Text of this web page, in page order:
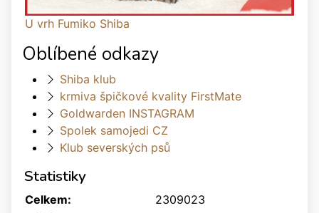
U vrh Fumiko Shiba
Oblíbené odkazy
Shiba klub
krmiva špičkové kvality FirstMate
Goldwarden INSTAGRAM
Spolek samojedi CZ
Klub severských psů
Statistiky
Celkem:
2309023